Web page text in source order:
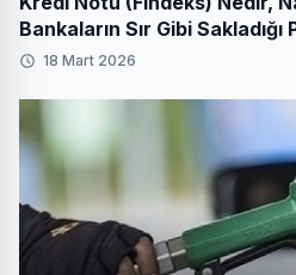
Bankaların Sır Gibi
18 Mart 2026